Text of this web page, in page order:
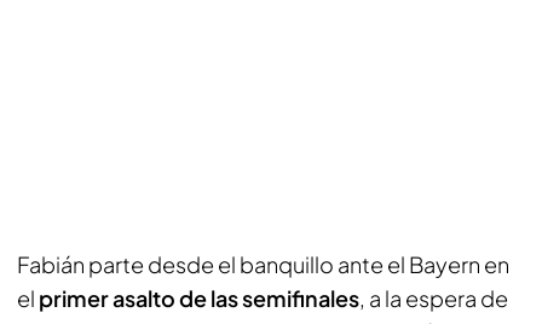
Fabián parte desde el banquillo ante el Bayern en
el primer asalto de las semifinales, a la espera de